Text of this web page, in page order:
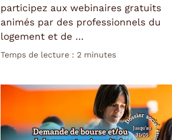
participez aux webinaires gratuits
animés par des professionnels du
logement et de …
Temps de lecture : 2 minutes